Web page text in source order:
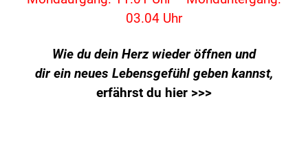
03.04 Uhr
Wie du dein Herz wieder öffnen und
dir ein neues Lebensgefühl geben kannst,
erfährst du hier >>>